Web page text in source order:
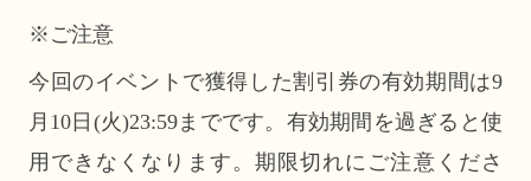
※ご注意
今回のイベントで獲得した割引券の有効期間は9
月10日(火)23:59までです。有効期間を過ぎると使
用できなくなります。期限切れにご注意くださ